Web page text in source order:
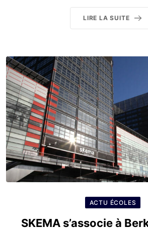
LIRE LA SUITE
ACTU ÉCOLES
SKEMA s’associe à